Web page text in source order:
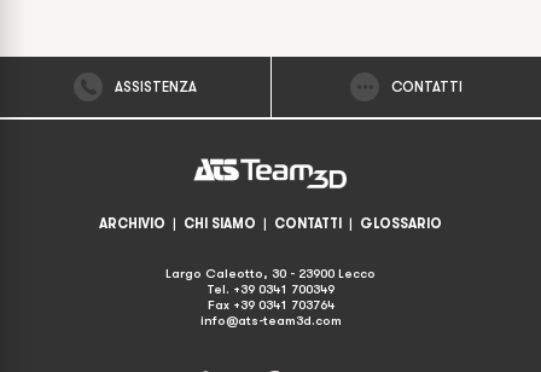
ASSISTENZA CONTATTI
ARCHIVIO | CHI SIAMO | CONTATTI | GLOSSARIO
Largo Caleotto, 30 - 23900 Lecco
Tel. +39 0341 700349
Fax +39 0341 703764
info@ats-team3d.com